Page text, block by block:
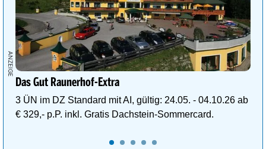
Das Gut Raunerhof-Extra
3 ÜN im DZ Standard mit AI, gültig: 24.05. - 04.10.26 ab
€ 329,- p.P. inkl. Gratis Dachstein-Sommercard.